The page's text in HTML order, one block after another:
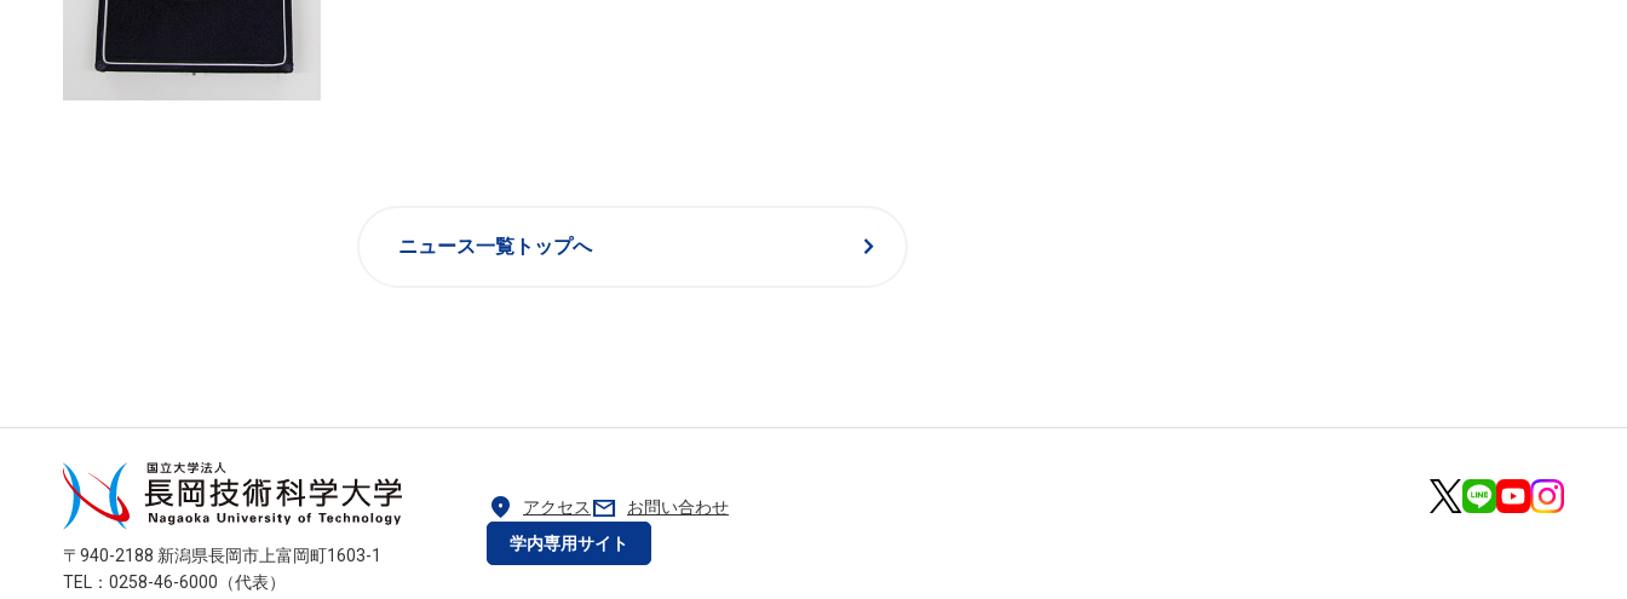
ニュース一覧トップへ chevron_right
〒940-2188 新潟県長岡市上富岡町1603-1
TEL：0258-46-6000（代表）
location_on アクセス mail
お問い合わせ
学内専用サイト